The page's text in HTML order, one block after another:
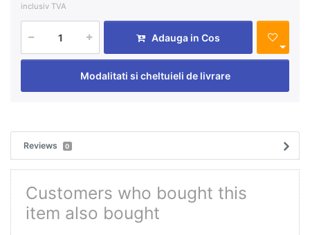
inclusiv TVA
Adauga in Cos
Modalitati si cheltuieli de livrare
Reviews 0
Customers who bought this
item also bought